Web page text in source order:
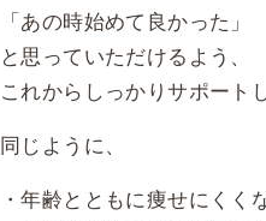
「あの時始めて良かった」
と思っていただけるよう、
これからしっかりサポート
同じように、
・年齢とともに痩せにくく